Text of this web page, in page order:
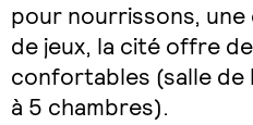
pour nourrissons, une
de jeux, la cité offre
confortables (salle de
à 5 chambres).